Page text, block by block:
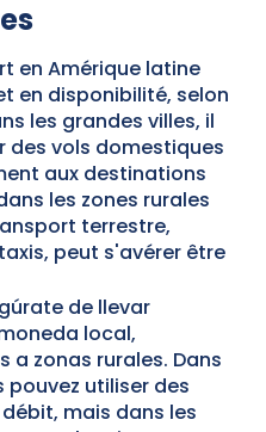
en Amérique latine
en disponibilité, selon
les grandes villes, il
des vols domestiques
aux destinations
les zones rurales
terrestre,
peut s'avérer être
de llevar
local,
a zonas rurales. Dans
pouvez utiliser des
mais dans les